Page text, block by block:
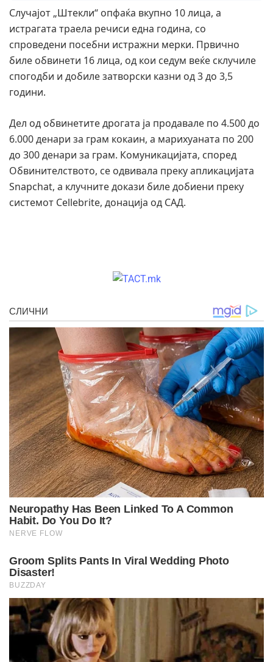
Случајот „Штекли“ опфаќа вкупно 10 лица, а
истрагата траела речиси една година, со
спроведени посебни истражни мерки. Првично
биле обвинети 16 лица, од кои седум веќе склучиле
спогодби и добиле затворски казни од 3 до 3,5
години.
Дел од обвинетите дрогата ја продавале по 4.500 до
6.000 денари за грам кокаин, а марихуаната по 200
до 300 денари за грам. Комуникацијата, според
Обвинителството, се одвивала преку апликацијата
Snapchat, а клучните докази биле добиени преку
системот Cellebrite, донација од САД.